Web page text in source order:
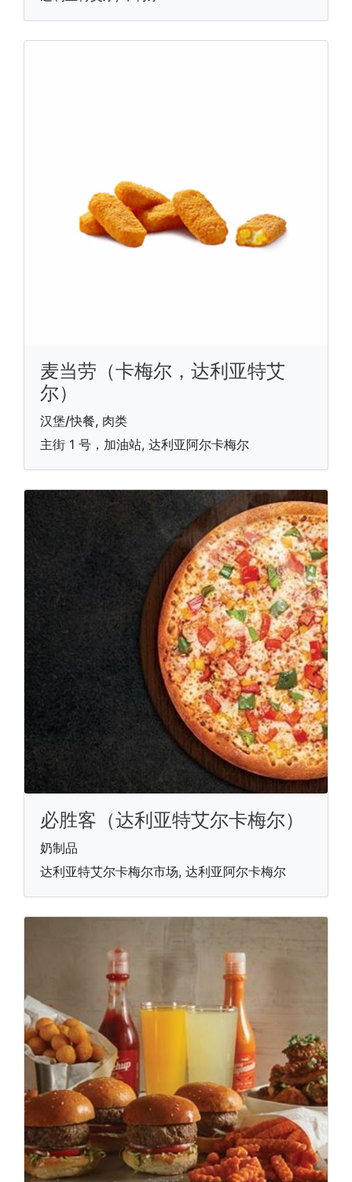
麦当劳（卡梅尔，达利亚特艾
尔）
汉堡/快餐, 肉类
主街 1 号，加油站, 达利亚阿尔卡梅尔
必胜客（达利亚特艾尔卡梅尔）
奶制品
达利亚特艾尔卡梅尔市场, 达利亚阿尔卡梅尔